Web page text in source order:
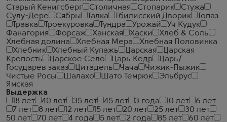
Старый Кенигсберг
Столичная Стопарик
Стужа
Сулу-Дере
Сябры Талка Тбилисский Дворик
Топаз
Травка
Троекуровка Тундра Урожай
Уч Кудук
Фанагория
Форсаж Ханская Хаски
Хлеб & Соль
Хлебная долина
Хлебная Мера
Хлебная Половинка
Хлебник
Хлебный Купажъ Царская
Царская
Крепость
Царское Село Царь Кедр
Царь/
Государев заказ
Цитадель Чача
Чижик-Пыжик
Чистые Росы
Шалахо Шато Темрюк
Эльбрус
Ямская
Выдержка
18 лет
40 лет 35 лет 45 лет 3 года 10 лет
6 лет
7 лет
8 лет 12 лет 15 лет 20 лет 25 лет
30 лет
50 лет
70 лет 4 года 5 лет 2 года 85 лет
60 лет